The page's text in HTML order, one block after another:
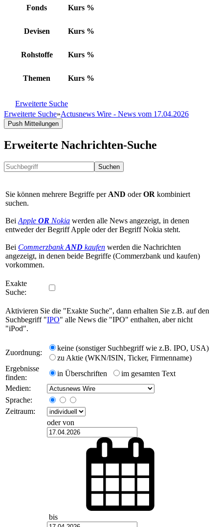
Fonds Kurs %
Devisen Kurs %
Rohstoffe Kurs %
Themen Kurs %
Erweiterte Suche
Erweiterte Suche»Actusnews Wire - News vom 17.04.2026
Push Mitteilungen
Erweiterte Nachrichten-Suche
Suchen
Sie können mehrere Begriffe per AND oderOR kombiniert
suchen.
Bei Apple OR Nokia werden alle News angezeigt, in denen
entweder der Begriff Apple oder der Begriff Nokia steht.
Bei CommerzbankAND kaufen werden die Nachrichten
angezeigt, in denen beide Begriffe (Commerzbank und kaufen)
vorkommen.
Exakte
Suche:
Aktivieren Sie die "Exakte Suche", dann erhalten Sie z.B. auf den
Suchbegriff "IPO" alle News die "IPO" enthalten, aber nicht
"iPod".
Zuordnung:
keine (sonstiger Suchbegriff wie z.B. IPO, USA)
zu Aktie (WKN/ISIN, Ticker, Firmenname)
Ergebnisse
finden:
in Überschriften
im gesamten Text
Medien:
Sprache:
Zeitraum:
oder von
bis